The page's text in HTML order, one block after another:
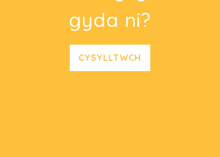
gyda ni?
CYSYLLTWCH